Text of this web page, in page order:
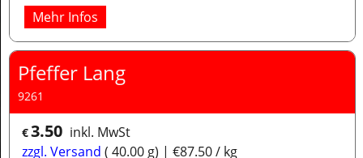
Mehr Infos
Pfeffer Lang
9261
€3.50 inkl. MwSt
zzgl. Versand
40.00 g €87.50/ kg